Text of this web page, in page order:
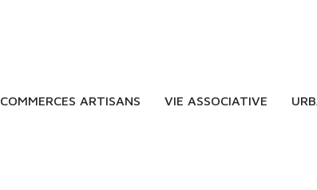
COMMERCES ARTISANS VIE ASSOCIATIVE